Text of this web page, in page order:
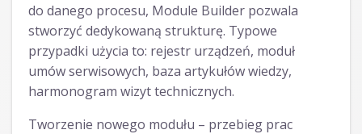
do danego procesu, Module Builder pozwala
stworzyć dedykowaną strukturę. Typowe
przypadki użycia to: rejestr urządzeń, moduł
umów serwisowych, baza artykułów wiedzy,
harmonogram wizyt technicznych.
Tworzenie nowego modułu – przebieg prac